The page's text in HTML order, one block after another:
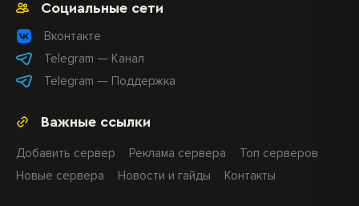
Важные ссылки
Добавить сервер Реклама сервера
Топ серверов
Новые сервера
Новости и гайды Контакты
Социальные сети
Вконтакте
Telegram — Канал
Telegram — Поддержка